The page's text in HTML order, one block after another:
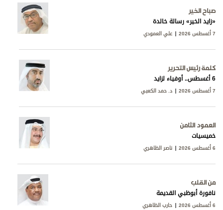
صباح الخير
«زايد الخير» رسالة خالدة
7 أغسطس 2026 علي العمودي
كلمة رئيس التحرير
6 أغسطس.. أوفياء لزايد
7 أغسطس 2026 د. حمد الكعبي
العمود الثامن
خميسيات
6 أغسطس 2026 ناصر الظاهري
من القلب
نافورة أبوظبي القديمة
6 أغسطس 2026 حارب الظاهري